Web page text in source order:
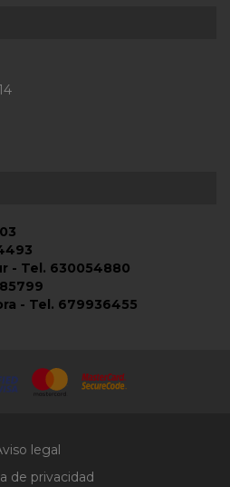
- Tel. 630054880
- Tel. 679936455
legal
de privacidad